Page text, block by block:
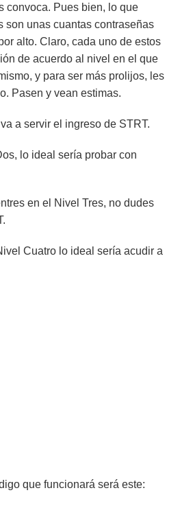
convoca. Pues bien, lo que
son unas cuantas contraseñas
alto. Claro, cada uno de estos
de acuerdo al nivel en el que
y para ser más prolijos, les
Pasen y vean estimas.
a servir el ingreso de STRT.
lo ideal sería probar con
en el Nivel Tres, no dudes
Cuatro lo ideal sería acudir a
que funcionará será este: